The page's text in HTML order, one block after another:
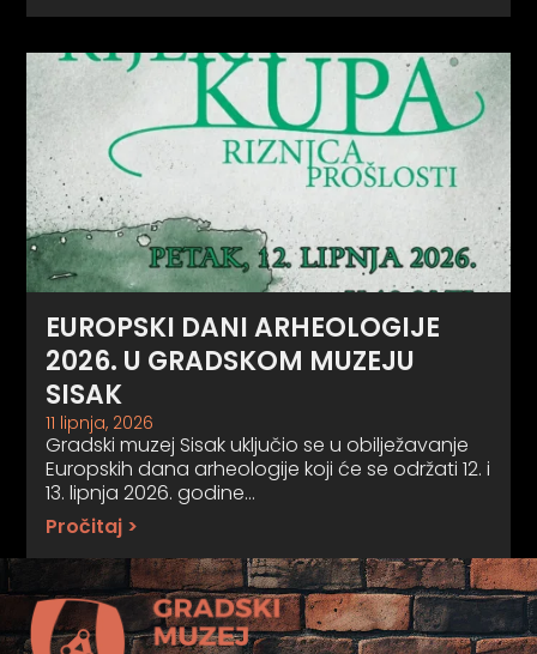
EUROPSKI DANI ARHEOLOGIJE
2026. U GRADSKOM MUZEJU
SISAK
11 lipnja, 2026
Gradski muzej Sisak uključio se u obilježavanje
Europskih dana arheologije koji će se održati 12. i
13. lipnja 2026. godine…
Pročitaj >